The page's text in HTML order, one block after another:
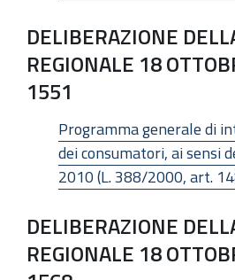
DELIBERAZIONE
REGIONALE 18
1551
Programma generale di
dei consumatori, ai sensi
2010 (L. 388/2000, art.
DELIBERAZIONE
REGIONALE 18